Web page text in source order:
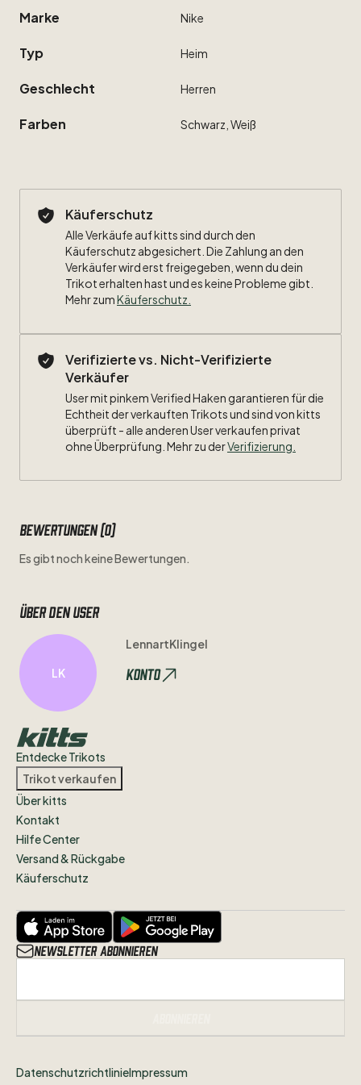
Marke Nike
Typ Heim
Geschlecht Herren
Farben Schwarz, Weiß
Käuferschutz
Alle Verkäufe auf kitts sind durch den
Käuferschutz abgesichert. Die Zahlung an den
Verkäufer wird erst freigegeben, wenn du dein
Trikot erhalten hast und es keine Probleme gibt.
Mehr zumKäuferschutz
Verifizierte vs. Nicht-Verifizierte
Verkäufer
User mit pinkem Verified Haken garantieren für die
Echtheit der verkauften Trikots und sind von kitts
überprüft - alle anderen User verkaufen privat
ohne Überprüfung. Mehr zu derVerifizierung.
Bewertungen (0)
Es gibt noch keine Bewertungen.
Über den user
LK
LennartKlingel
Konto
Entdecke Trikots
Trikot verkaufen
Über kitts
Kontakt
Hilfe Center
Versand & Rückgabe
Käuferschutz
Newsletter abonnieren
DatenschutzrichtlinieImpressum